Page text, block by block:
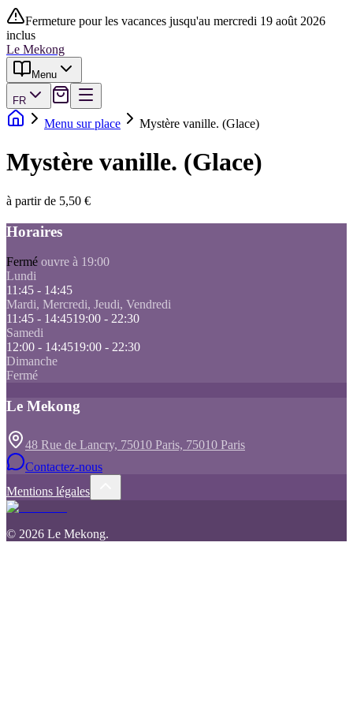
Fermeture pour les vacances jusqu'au mercredi 19 août 2026
inclus
Le Mekong
Menu
FR
Menu sur place Mystère vanille. (Glace)
Mystère vanille. (Glace)
à partir de 5,50 €
Horaires
Fermé ouvre à 19:00
Lundi
11:45 - 14:45
Mardi, Mercredi, Jeudi, Vendredi
11:45 - 14:4519:00 - 22:30
Samedi
12:00 - 14:4519:00 - 22:30
Dimanche
Fermé
Le Mekong
48 Rue de Lancry, 75010 Paris, 75010 Paris
Contactez-nous
Mentions légales
© 2026 Le Mekong.